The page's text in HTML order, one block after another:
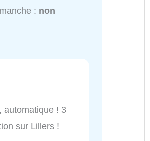
: non
automatique ! 3
sur Lillers !